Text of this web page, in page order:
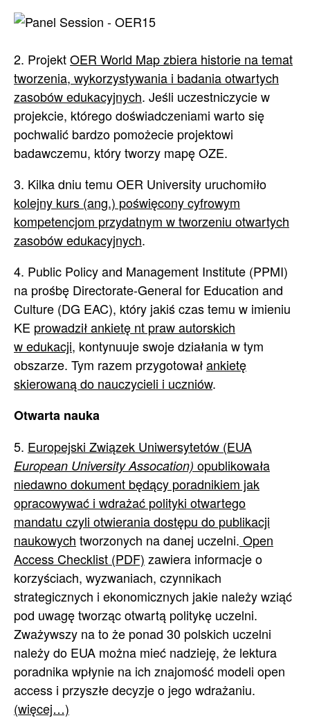
2. ProjektOER World Map zbiera historie na temat
tworzenia, wykorzystywania i badania otwartych
zasobów edukacyjnych. Jeśli uczestniczycie w
projekcie, którego doświadczeniami warto się
pochwalić bardzo pomożecie projektowi
badawczemu, który tworzy mapę OZE.
3. Kilka dniu temu OER University uruchomiło
kolejny kurs (ang.) poświęcony cyfrowym
kompetencjom przydatnym w tworzeniu otwartych
zasobów edukacyjnych.
4. Public Policy and Management Institute (PPMI)
na prośbę Directorate-General for Education and
Culture (DG EAC), który jakiś czas temu w imieniu
KE prowadził ankietę nt praw autorskich
w edukacji, kontynuuje swoje działania w tym
obszarze. Tym razem przygotowałankietę
skierowaną do nauczycieli i uczniów.
Otwarta nauka
5. Europejski Związek Uniwersytetów (EUA
European University Assocation) opublikowała
niedawno dokument będący poradnikiem jak
opracowywać i wdrażać polityki otwartego
mandatu czyli otwierania dostępu do publikacji
naukowych tworzonych na danej uczelni. Open
Access Checklist (PDF) zawiera informacje o
korzyściach, wyzwaniach, czynnikach
strategicznych i ekonomicznych jakie należy wziąć
pod uwagę tworząc otwartą politykę uczelni.
Zważywszy na to że ponad 30 polskich uczelni
należy do EUA można mieć nadzieję, że lektura
poradnika wpłynie na ich znajomość modeli open
access i przyszłe decyzje o jego wdrażaniu.
(więcej…)